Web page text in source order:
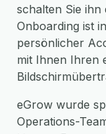
schalten Sie ihn
Onboarding ist
persönlicher
mit Ihnen Ihren
eGrow wurde
Operations-